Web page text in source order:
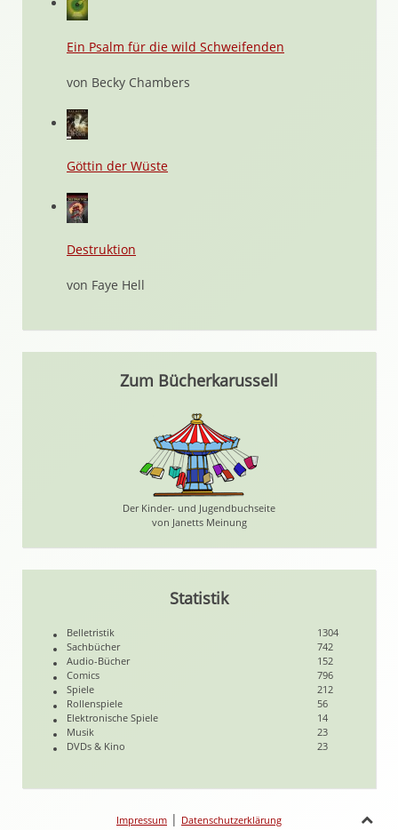
Ein Psalm für die wild Schweifenden
von Becky Chambers
Göttin der Wüste
Destruktion
von Faye Hell
Zum Bücherkarussell
Der Kinder- und Jugendbuchseite
von Janetts Meinung
Statistik
Belletristik
1304
Sachbücher
742
Audio-Bücher
152
Comics
796
Spiele
212
Rollenspiele
56
Elektronische Spiele
14
Musik
23
DVDs & Kino
23
Impressum | Datenschutzerklärung